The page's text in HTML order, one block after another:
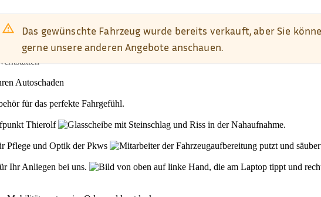
Autoschaden
für das perfekte Fahrgefühl.
Thierolf
Pflege und Optik der Pkws
Ihr Anliegen bei uns.